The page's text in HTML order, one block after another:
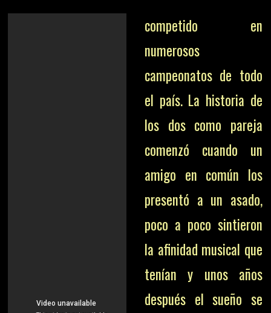
competido en
numerosos
campeonatos de todo
el país. La historia de
los dos como pareja
comenzó cuando un
amigo en común los
presentó a un asado,
poco a poco sintieron
la afinidad musical que
tenían y unos años
después el sueño se